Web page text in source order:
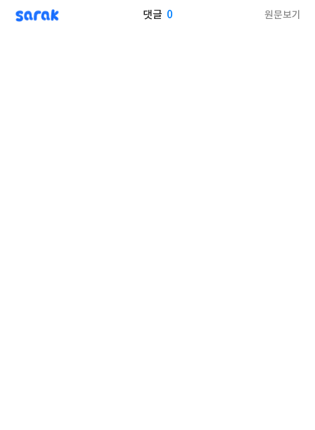
sarak 댓글 0 원문보기